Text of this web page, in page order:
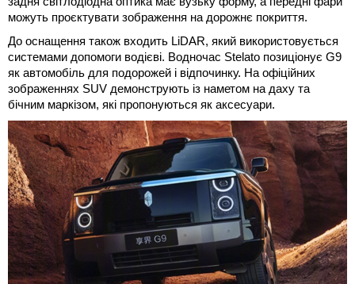
можуть проєктувати зображення на дорожнє покриття.
До оснащення також входить LiDAR, який використовується
системами допомоги водієві. Водночас Stelato позиціонує G9
як автомобіль для подорожей і відпочинку. На офіційних
зображеннях SUV демонструють із наметом на даху та
бічним маркізом, які пропонуються як аксесуари.